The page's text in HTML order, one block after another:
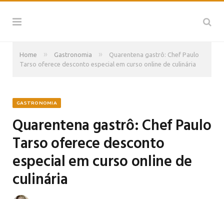
Home » Gastronomia »
Quarentena gastrô: Chef Paulo
Tarso oferece desconto especial em curso online de culinária
GASTRONOMIA
Quarentena gastrô: Chef Paulo
Tarso oferece desconto
especial em curso online de
culinária